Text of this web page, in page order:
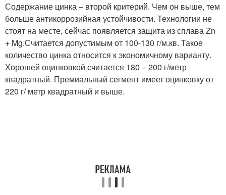
Содержание цинка – второй критерий. Чем он выше, тем
больше антикоррозийная устойчивости. Технологии не
стоят на месте, сейчас появляется защита из сплава Zn
+ Mg.Считается допустимым от 100-130 г/м.кв. Такое
количество цинка относится к экономичному варианту.
Хорошей оцинковкой считается 180 – 200 г/метр
квадратный. Премиальный сегмент имеет оцинковку от
220 г/ метр квадратный и выше.